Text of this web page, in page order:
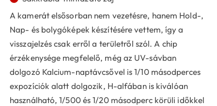
A kamerát elsősorban nem vezetésre, hanem Hold-,
Nap- és bolygóképek készítésére vettem, így a
visszajelzés csak erről a területről szól. A chip
érzékenysége megfelelő, még az UV-sávban
dolgozó Kalcium-naptávcsővel is 1/10 másodperces
expozíciók alatt dolgozik, H-alfában is kiválóan
használható, 1/500 és 1/20 másodperc körüli időkkel